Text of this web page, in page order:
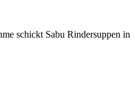
schickt Sabu Rindersuppen in